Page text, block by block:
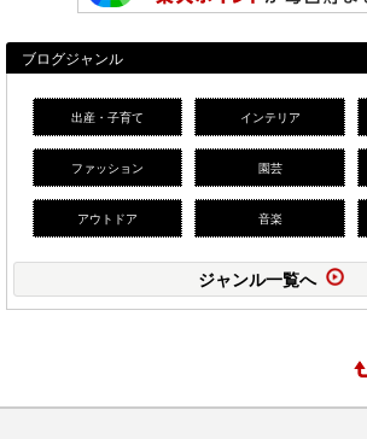
ブログジャンル
出産・子育て インテリア
ファッション 園芸
アウトドア 音楽
ジャンル一覧へ